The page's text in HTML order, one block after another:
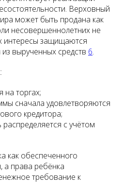
Верховный
может быть продана как
несовершеннолетних не
интересы защищаются
вырученных средств 6.
на торгах;
сначала удовлетворяются
кредитора;
с учётом
как обеспеченного
а права ребёнка
требование к